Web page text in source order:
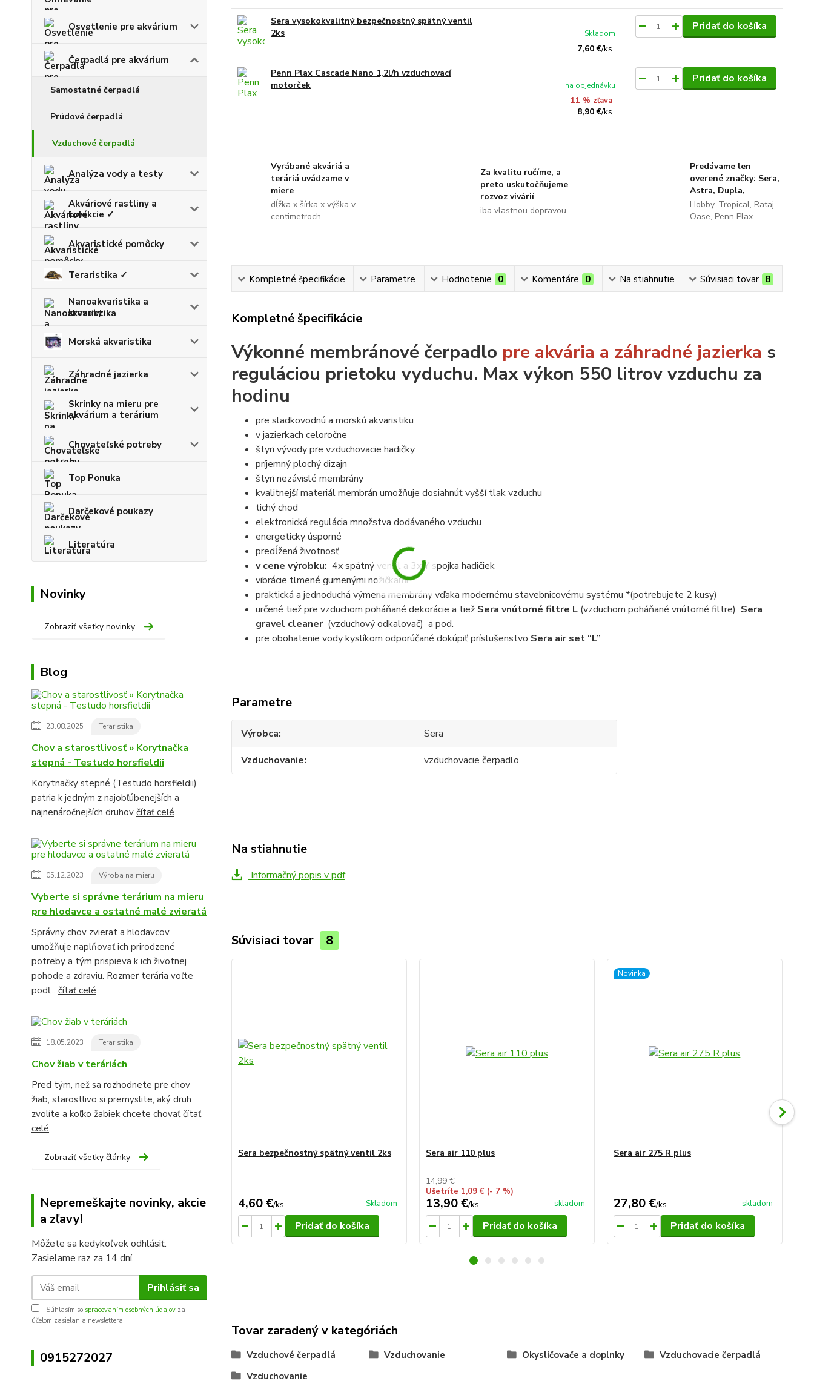
Osvetlenie pre akvárium
Čerpadlá pre akvárium
Samostatné čerpadlá
Prúdové čerpadlá
Vzduchové čerpadlá
Analýza vody a testy
Akváriové rastliny a
kolekcie ✓
Akvaristické pomôcky
Teraristika ✓
Nanoakvaristika a
krevety
Morská akvaristika
Záhradné jazierka
Skrinky na mieru pre
akvárium a terárium
Chovateľské potreby
Top Ponuka
Darčekové poukazy
Literatúra
Novinky
Zobraziť všetky novinky
Blog
23.08.2025 Teraristika
Chov a starostlivosť » Korytnačka
stepná - Testudo horsfieldii
Korytnačky stepné (Testudo horsfieldii)
patria k jedným z najobľúbenejších a
najnenáročnejších druhov čítať celé
05.12.2023 Výroba na mieru
Vyberte si správne terárium na mieru
pre hlodavce a ostatné malé zvieratá
Správny chov zvierat a hlodavcov
umožňuje naplňovať ich prirodzené
potreby a tým prispieva k ich životnej
pohode a zdraviu. Rozmer terária voľte
podľ... čítať celé
18.05.2023 Teraristika
Chov žiab v teráriách
Pred tým, než sa rozhodnete pre chov
žiab, starostlivo si premyslite, aký druh
zvolíte a koľko žabiek chcete chovaťčítať
celé
Zobraziť všetky články
Nepremeškajte novinky, akcie
a zľavy!
Môžete sa kedykoľvek odhlásiť.
Zasielame raz za 14 dní.
Prihlásiť sa
Súhlasím so spracovaním osobných údajov za
účelom zasielania newslettera.
0915272027
Sera vysokokvalitný bezpečnostný spätný ventil
2ks
7,60 €/ks
Skladom
Pridať do košíka
Penn Plax Cascade Nano 1,2l/h vzduchovací
motorček
11 % zľava
8,90 €/ks
na objednávku
Pridať do košíka
Vyrábané akváriá a
teráriá uvádzame v
miere
dĺžka x šírka x výška v
centimetroch.
Za kvalitu ručíme, a
preto uskutočňujeme
rozvoz vivárií
iba vlastnou dopravou.
Predávame len
overené značky: Sera,
Astra, Dupla,
Hobby, Tropical, Rataj,
Oase, Penn Plax...
Kompletné špecifikácie Parametre Hodnotenie 0 Komentáre 0 Na stiahnutie Súvisiaci tovar 8
Kompletné špecifikácie
Výkonné membránové čerpadlo pre akvária a záhradné jazierka s
reguláciou prietoku vyduchu. Max výkon 550 litrov vzduchu za
hodinu
pre sladkovodnú a morskú akvaristiku
v jazierkach celoročne
štyri vývody pre vzduchovacie hadičky
príjemný plochý dizajn
štyri nezávislé membrány
kvalitnejší materiál membrán umožňuje dosiahnúť vyšší tlak vzduchu
tichý chod
elektronická regulácia množstva dodávaného vzduchu
energeticky úsporné
predĺžená životnosť
v cene výrobku: 4x spätný ventil a 3x Y spojka hadičiek
vibrácie tlmené gumenými nožičkami
praktická a jednoduchá výmena membrány vďaka modernému stavebnicovému systému *(potrebujete 2 kusy)
určené tiež pre vzduchom poháňané dekorácie a tiež Sera vnútorné filtre L(vzduchom poháňané vnútorné filtre) Sera
gravel cleaner(vzduchový odkalovač) a pod.
pre obohatenie vody kyslíkom odporúčané dokúpiť príslušenstvo Sera air set “L”
Parametre
Výrobca
Sera
Vzduchovanie
vzduchovacie čerpadlo
Na stiahnutie
Informačný popis v pdf
Súvisiaci tovar 8
Sera bezpečnostný spätný ventil 2ks
4,60 €/ks Skladom
Pridať do košíka
Sera air 110 plus
14,99 €
Ušetríte 1,09 € (- 7 %)
13,90 €/ks skladom
Pridať do košíka
Novinka
Sera air 275 R plus
27,80 €/ks skladom
Pridať do košíka
Tovar zaradený v kategóriách
Vzduchové čerpadlá Vzduchovanie Okysličovače a doplnky
Vzduchovacie čerpadlá
Vzduchovanie